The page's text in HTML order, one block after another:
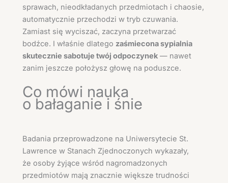
sprawach, nieodkładanych przedmiotach i chaosie,
automatycznie przechodzi w tryb czuwania.
Zamiast się wyciszać, zaczyna przetwarzać
bodźce. I właśnie dlatego zaśmiecona sypialnia
skutecznie sabotuje twój odpoczynek — nawet
zanim jeszcze położysz głowę na poduszce.
Co mówi nauka
o bałaganie i śnie
Badania przeprowadzone na Uniwersytecie St.
Lawrence w Stanach Zjednoczonych wykazały,
że osoby żyjące wśród nagromadzonych
przedmiotów mają znacznie większe trudności